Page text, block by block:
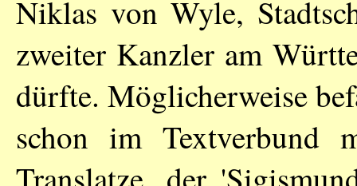
Niklas von Wyle,
zweiter Kanzler am
dürfte. Möglicherweise
schon im Textverbund